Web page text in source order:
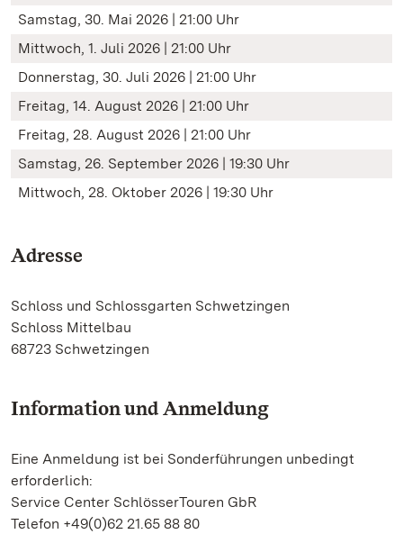
Samstag, 30. Mai 2026 | 21:00 Uhr
Mittwoch, 1. Juli 2026 | 21:00 Uhr
Donnerstag, 30. Juli 2026 | 21:00 Uhr
Freitag, 14. August 2026 | 21:00 Uhr
Freitag, 28. August 2026 | 21:00 Uhr
Samstag, 26. September 2026 | 19:30 Uhr
Mittwoch, 28. Oktober 2026 | 19:30 Uhr
Adresse
Schloss und Schlossgarten Schwetzingen
Schloss Mittelbau
68723 Schwetzingen
Information und Anmeldung
Eine Anmeldung ist bei Sonderführungen unbedingt
erforderlich:
Service Center SchlösserTouren GbR
Telefon +49(0)62 21.65 88 80